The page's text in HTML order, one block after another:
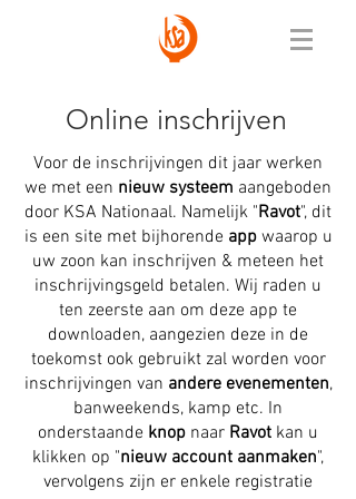
Online inschrijven
Voor de inschrijvingen dit jaar werken
we met een nieuw systeem aangeboden
door KSA Nationaal. Namelijk "Ravot", dit
is een site met bijhorende appwaarop u
uw zoon kan inschrijven & meteen het
inschrijvingsgeld betalen. Wij raden u
ten zeerste aan om deze app te
downloaden, aangezien deze in de
toekomst ook gebruikt zal worden voor
inschrijvingen van andere evenementen,
banweekends, kamp etc. In
onderstaande knop naar Ravot kan u
klikken op "nieuw account aanmaken",
vervolgens zijn er enkele registratie